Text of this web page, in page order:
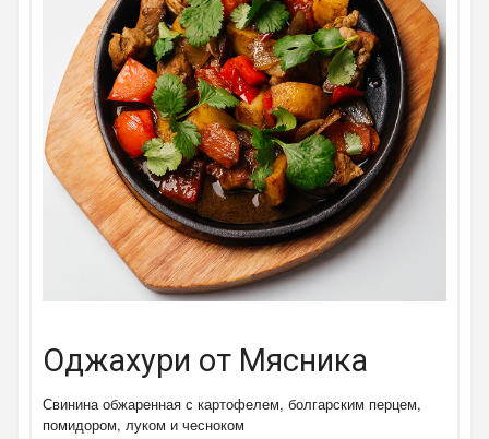
Оджахури от Мясника
Свинина обжаренная с картофелем, болгарским перцем,
помидором, луком и чесноком